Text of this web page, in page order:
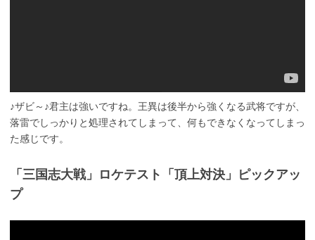
♪ザビ～♪君主は強いですね。王異は後半から強くなる武将ですが、
落雷でしっかりと処理されてしまって、何もできなくなってしまっ
た感じです。
「三国志大戦」ロケテスト「頂上対決」ピックアッ
プ